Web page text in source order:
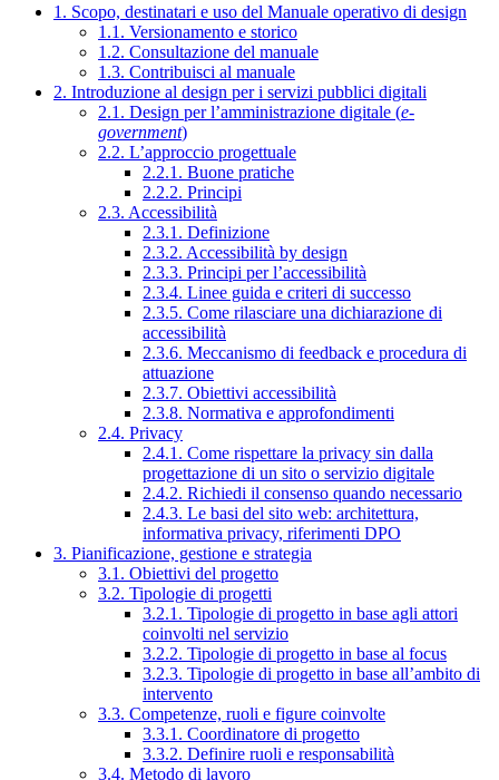
1. Scopo, destinatari e uso del Manuale operativo di design
1.1. Versionamento e storico
1.2. Consultazione del manuale
1.3. Contribuisci al manuale
2. Introduzione al design per i servizi pubblici digitali
2.1. Design per l’amministrazione digitale (e-
government)
2.2. L’approccio progettuale
2.2.1. Buone pratiche
2.2.2. Principi
2.3. Accessibilità
2.3.1. Definizione
2.3.2. Accessibilità by design
2.3.3. Principi per l’accessibilità
2.3.4. Linee guida e criteri di successo
2.3.5. Come rilasciare una dichiarazione di
accessibilità
2.3.6. Meccanismo di feedback e procedura di
attuazione
2.3.7. Obiettivi accessibilità
2.3.8. Normativa e approfondimenti
2.4. Privacy
2.4.1. Come rispettare la privacy sin dalla
progettazione di un sito o servizio digitale
2.4.2. Richiedi il consenso quando necessario
2.4.3. Le basi del sito web: architettura,
informativa privacy, riferimenti DPO
3. Pianificazione, gestione e strategia
3.1. Obiettivi del progetto
3.2. Tipologie di progetti
3.2.1. Tipologie di progetto in base agli attori
coinvolti nel servizio
3.2.2. Tipologie di progetto in base al focus
3.2.3. Tipologie di progetto in base all’ambito di
intervento
3.3. Competenze, ruoli e figure coinvolte
3.3.1. Coordinatore di progetto
3.3.2. Definire ruoli e responsabilità
3.4. Metodo di lavoro